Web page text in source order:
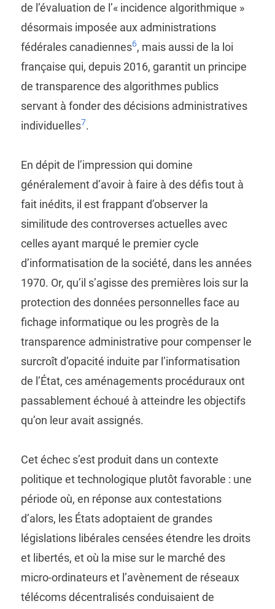
de l’évaluation de l’« incidence algorithmique »
désormais imposée aux administrations
fédérales canadiennes6, mais aussi de la loi
française qui, depuis 2016, garantit un principe
de transparence des algorithmes publics
servant à fonder des décisions administratives
individuelles7.
En dépit de l’impression qui domine
généralement d’avoir à faire à des défis tout à
fait inédits, il est frappant d’observer la
similitude des controverses actuelles avec
celles ayant marqué le premier cycle
d’informatisation de la société, dans les années
1970. Or, qu’il s’agisse des premières lois sur la
protection des données personnelles face au
fichage informatique ou les progrès de la
transparence administrative pour compenser le
surcroît d’opacité induite par l’informatisation
de l’État, ces aménagements procéduraux ont
passablement échoué à atteindre les objectifs
qu’on leur avait assignés.
Cet échec s’est produit dans un contexte
politique et technologique plutôt favorable : une
période où, en réponse aux contestations
d’alors, les États adoptaient de grandes
législations libérales censées étendre les droits
et libertés, et où la mise sur le marché des
micro-ordinateurs et l’avènement de réseaux
télécoms décentralisés conduisaient de